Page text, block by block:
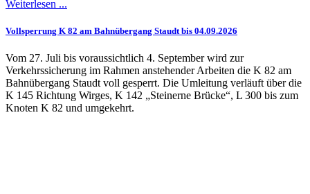
Weiterlesen ...
Vollsperrung K 82 am Bahnübergang Staudt bis 04.09.2026
Vom 27. Juli bis voraussichtlich 4. September wird zur
Verkehrssicherung im Rahmen anstehender Arbeiten die K 82 am
Bahnübergang Staudt voll gesperrt. Die Umleitung verläuft über die
K 145 Richtung Wirges, K 142 „Steinerne Brücke“, L 300 bis zum
Knoten K 82 und umgekehrt.